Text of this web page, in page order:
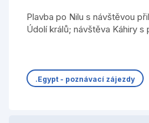
Plavba po Nilu s návštěvou
Údolí králů; návštěva Káhiry s
.Egypt - poznávací zájezdy